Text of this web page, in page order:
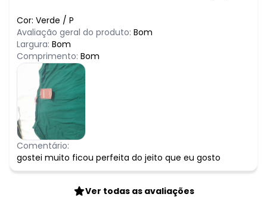
Cor: Verde / P
Avaliação geral do produto: Bom
Largura: Bom
Comprimento: Bom
Comentário:
gostei muito ficou perfeita do jeito que eu gosto
Ver todas as avaliações